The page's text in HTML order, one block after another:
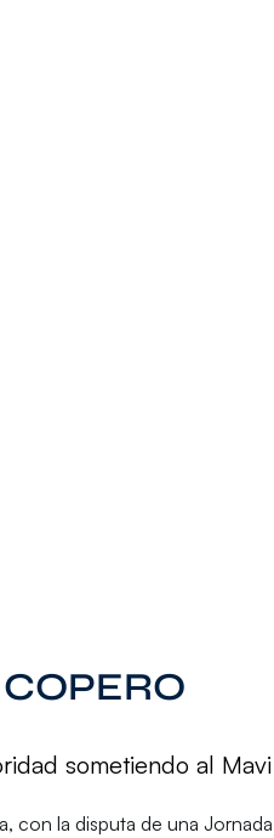
sometiendo al Mavi
, con la disputa de una Jornada